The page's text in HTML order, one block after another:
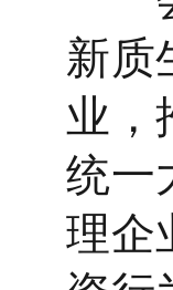
新质
业，
统一
理企